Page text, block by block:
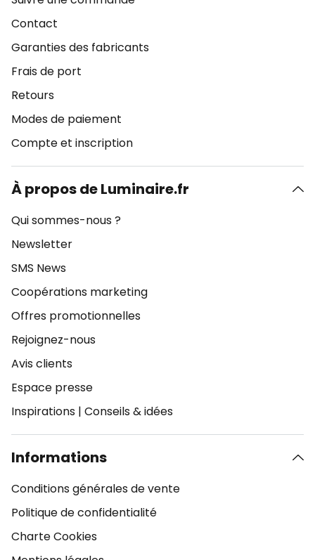
Contact
Garanties des fabricants
Frais de port
Retours
Modes de paiement
Compte et inscription
À propos de Luminaire.fr
Qui sommes-nous ?
Newsletter
SMS News
Coopérations marketing
Offres promotionnelles
Rejoignez-nous
Avis clients
Espace presse
Inspirations | Conseils & idées
Informations
Conditions générales de vente
Politique de confidentialité
Charte Cookies